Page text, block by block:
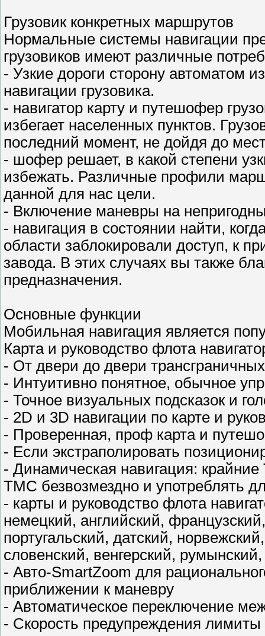
Грузовик конкретных маршрутов
Нормальные системы навигации
грузовиков имеют различные
- Узкие дороги сторону автоматом
навигации грузовика.
- навигатор карту и путешофер
избегает населенных пунктов.
последний момент, не дойдя до
- шофер решает, в какой степени
избежать. Различные профили
данной для нас цели.
- Включение маневры на
- навигация в состоянии найти,
области заблокировали доступ, к
завода. В этих случаях вы также
предназначения.
Основные функции
Мобильная навигация является
Карта и руководство флота
- От двери до двери
- Интуитивно понятное, обычное
- Точное визуальных подсказок и
- 2D и 3D навигации по карте и
- Проверенная, проф карта и
- Если экстраполировать
- Динамическая навигация:
TMC безвозмездно и употреблять
- карты и руководство флота
немецкий, английский,
португальский, датский,
словенский, венгерский,
- Авто-SmartZoom для
приближении к маневру
- Автоматическое переключение
- Скорость предупреждения лимиты